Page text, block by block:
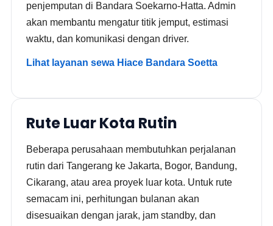
penjemputan di Bandara Soekarno-Hatta. Admin
akan membantu mengatur titik jemput, estimasi
waktu, dan komunikasi dengan driver.
Lihat layanan sewa Hiace Bandara Soetta
Rute Luar Kota Rutin
Beberapa perusahaan membutuhkan perjalanan
rutin dari Tangerang ke Jakarta, Bogor, Bandung,
Cikarang, atau area proyek luar kota. Untuk rute
semacam ini, perhitungan bulanan akan
disesuaikan dengan jarak, jam standby, dan